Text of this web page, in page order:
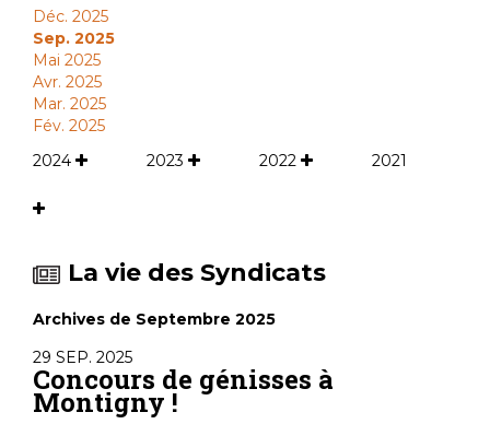
Déc. 2025
Sep. 2025
Mai 2025
Avr. 2025
Mar. 2025
Fév. 2025
2024
2023 2022 2021
La vie des Syndicats
Archives de Septembre 2025
29 SEP. 2025
Concours de génisses à
Montigny !